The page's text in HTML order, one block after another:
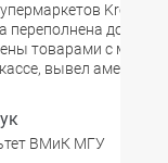
Kroger
переполнена
товарами с
вывел
ВМиК МГУ